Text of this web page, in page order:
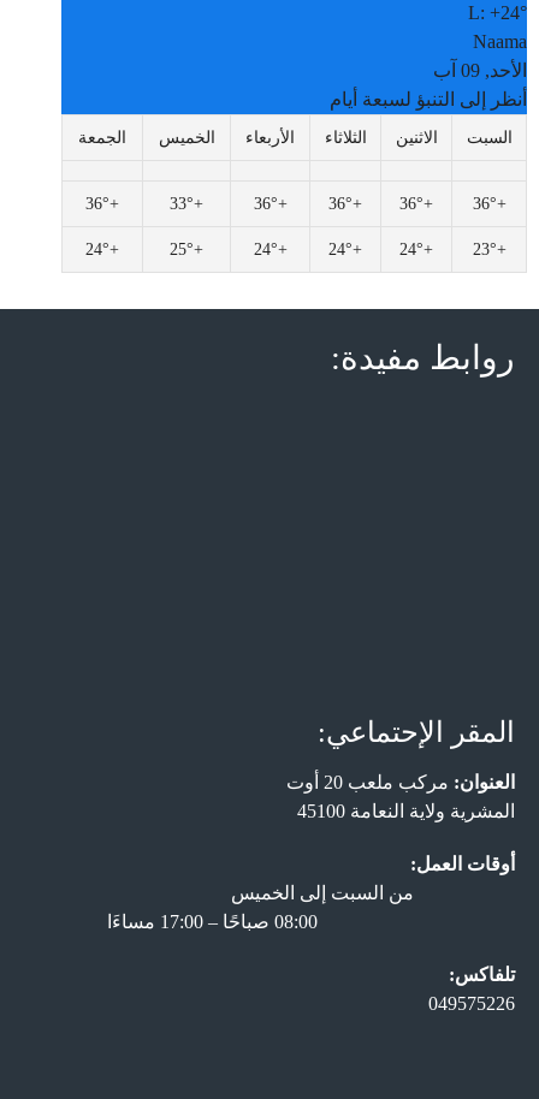
L: +24°
Naama
الأحد, 09 آب
أنظر إلى التنبؤ لسبعة أيام
السبت الاثنين الثلاثاء الأربعاء الخميس الجمعة
+
36°
+
36°
+
36°
+
36°
+
33°
+
36°
+
23°
+
24°
+
24°
+
24°
+
25°
+
24°
روابط مفيدة:
المقر الإحتماعي:
العنوان: مركب ملعب 20 أوت
المشرية ولاية النعامة 45100
أوقات العمل:
من السبت إلى الخميس
تلفاكس:
049575226